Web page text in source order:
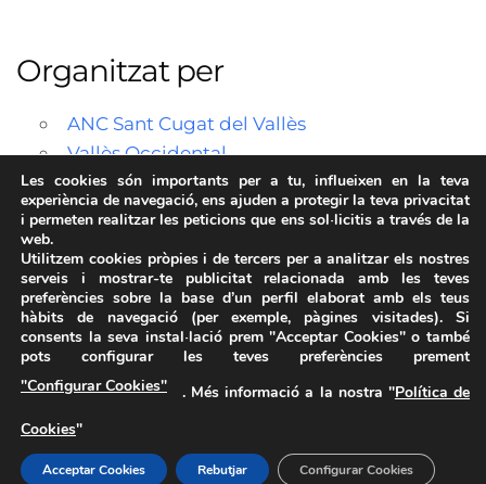
Organitzat per
ANC Sant Cugat del Vallès
Vallès Occidental
FAQs
Carrer de la Marina, 315, 08025 Barcelona · 93 347 17 14
Les cookies són importants per a tu, influeixen en la teva
experiència de navegació, ens ajuden a protegir la teva privacitat
i permeten realitzar les peticions que ens sol·licitis a través de la
web.
Utilitzem cookies pròpies i de tercers per a analitzar els nostres
serveis i mostrar-te publicitat relacionada amb les teves
preferències sobre la base d’un perfil elaborat amb els teus
hàbits de navegació (per exemple, pàgines visitades). Si
consents la seva instal·lació prem "Acceptar Cookies" o també
pots configurar les teves preferències prement
"Configurar Cookies"
. Més informació a la nostra "Política de
Cookies"
Acceptar Cookies Rebutjar Configurar Cookies